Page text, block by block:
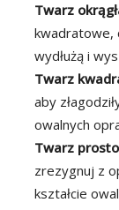
Twarz
kwadratowe,
wydłużą i
Twarz
aby
owalnych
Twarz
zrezygnuj z
kształcie